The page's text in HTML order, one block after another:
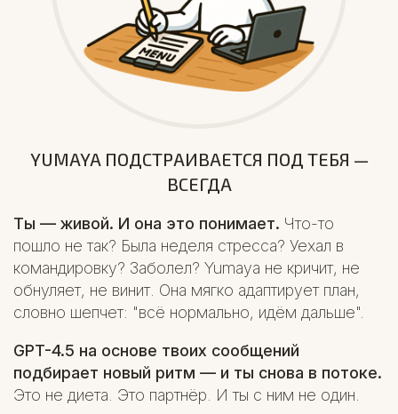
YUMAYA ПОДСТРАИВАЕТСЯ ПОД ТЕБЯ —
ВСЕГДА
Ты — живой. И она это понимает. Что-то
пошло не так? Была неделя стресса? Уехал в
командировку? Заболел? Yumaya не кричит, не
обнуляет, не винит. Она мягко адаптирует план,
словно шепчет: "всё нормально, идём дальше".
GPT-4.5 на основе твоих сообщений
подбирает новый ритм — и ты снова в потоке.
Это не диета. Это партнёр. И ты с ним не один.